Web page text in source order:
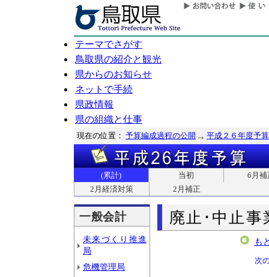
テーマでさがす
鳥取県の紹介と観光
県からのお知らせ
ネットで手続
県政情報
県の組織と仕事
現在の位置： 予算編成過程の公開 平成２６年度予算
(累計) 当初
6月補
2月経済対策
2月補正
一般会計
未来づくり推進
局
危機管理局
廃止･中止事
も
次